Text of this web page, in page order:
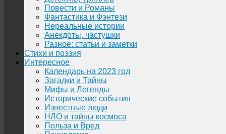
Повести и Романы
Фантастика и Фэнтези
Нереальные истории
Анекдоты, частушки
Разное: статьи и заметки
Стихи и поэзия
Интересное
Календарь на 2023 год
Загадки и Тайны
Мифы и Легенды
Исторические события
Известные люди
НЛО и тайны космоса
Польза и Вред